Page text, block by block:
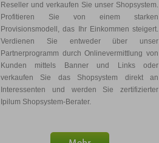
Reseller und verkaufen Sie unser Shopsystem.
Profitieren Sie von einem starken
Provisionsmodell, das Ihr Einkommen steigert.
Verdienen Sie entweder über unser
Partnerprogramm durch Onlinevermittlung von
Kunden mittels Banner und Links oder
verkaufen Sie das Shopsystem direkt an
Interessenten und werden Sie zertifizierter
Ipilum Shopsystem-Berater.